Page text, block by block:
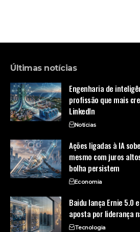
Últimas notícias
Engenharia de
profissão que mais
LinkedIn
Notícias
Ações ligadas à IA
mesmo com juros
bolha persistem
Economia
Baidu lança Ernie 5.0
aposta por liderança
Tecnologia